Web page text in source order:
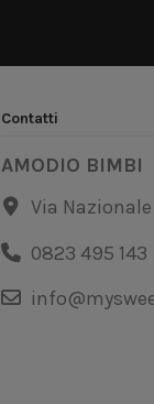
Contatti
AMODIO BIMBI
Via Nazionale
0823 495 143